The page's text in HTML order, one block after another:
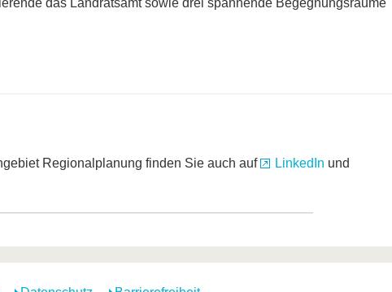
Regionalplanung finden Sie auch auf
LinkedIn und